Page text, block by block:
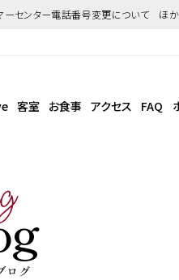
ーセンター電話番号変更について ほか
客室 お食事 アクセス FAQ
ログ